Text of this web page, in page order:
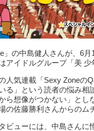
」の中島健人さんが、6
アイドルグループ「美 少
人気連載「Sexy Zoneの
る」という読者の悩み
ら想像がつかない」と
の佐藤勝利さんからのム
ビューには、中島さん